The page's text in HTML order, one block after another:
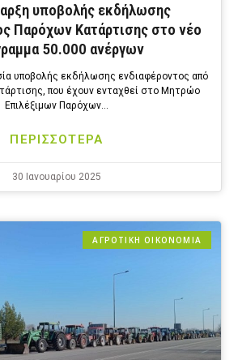
υποβολής εκδήλωσης
Παρόχων Κατάρτισης στο νέο
50.000 ανέργων
υποβολής εκδήλωσης ενδιαφέροντος από
που έχουν ενταχθεί στο Μητρώο
Επιλέξιμων Παρόχων…
ΠΕΡΙΣΣΟΤΕΡΑ
30 Ιανουαρίου 2025
ΑΓΡΟΤΙΚΗ ΟΙΚΟΝΟΜΙΑ